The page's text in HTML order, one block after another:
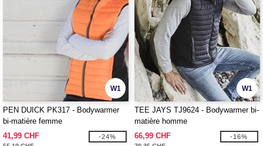
W1
PEN DUICK PK317 - Bodywarmer
bi-matière femme
41,99 CHF
-24%
W1
TEE JAYS TJ9624 - Bodywarmer bi-
matière homme
66,99 CHF
-16%